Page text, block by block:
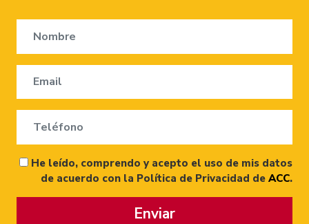
He leído, comprendo y acepto el uso de mis datos
de acuerdo con la Política de Privacidad de ACC.
Enviar